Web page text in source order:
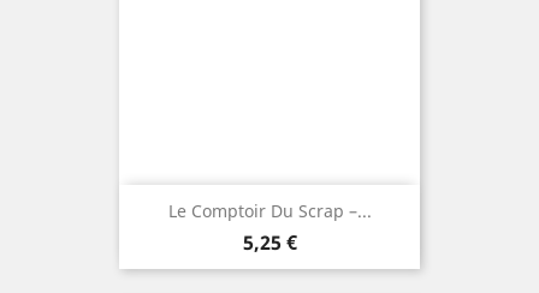
Le Comptoir Du Scrap –...
Prix
5,25 €